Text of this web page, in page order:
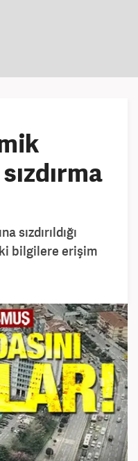
sızdırıldığı
bilgilere erişim